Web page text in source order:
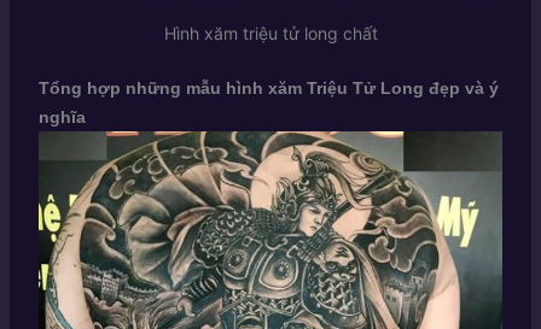
Hình xăm triệu tử long chất
Tổng hợp những mẫu hình xăm Triệu Tử Long đẹp và ý
nghĩa